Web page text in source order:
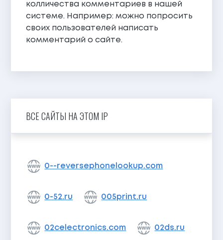
колличества комментариев в нашей
системе. Например: можно попросить
своих пользователей написать
комментарий о сайте.
ВСЕ САЙТЫ НА ЭТОМ IP
0--reversephonelookup.com
0-52.ru 005print.ru
02celectronics.com 02ds.ru